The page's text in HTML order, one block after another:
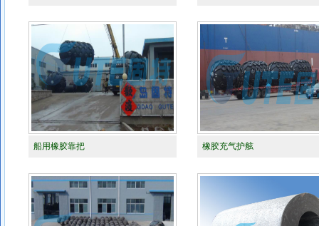
船用橡胶靠把 橡胶充气护舷